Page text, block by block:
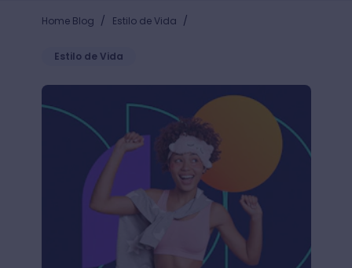
Home Blog / Estilo de Vida /
Estilo de Vida
¿Cómo empezar bien el día? Inicia y termina tu